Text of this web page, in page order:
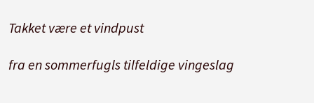
Takket være et vindpust
fra en sommerfugls tilfeldige vingeslag